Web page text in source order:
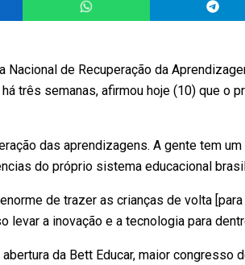
de Recuperação da
três semanas, afirmou hoje (10) que o
das aprendizagens. A gente tem
do próprio sistema educacional
de trazer as crianças de volta
levar a inovação e a tecnologia para
da Bett Educar, maior congresso